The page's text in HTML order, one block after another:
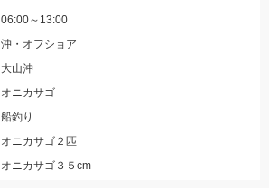
06:00～13:00
沖・オフショア
大山沖
オニカサゴ
船釣り
オニカサゴ２匹
オニカサゴ３５cm